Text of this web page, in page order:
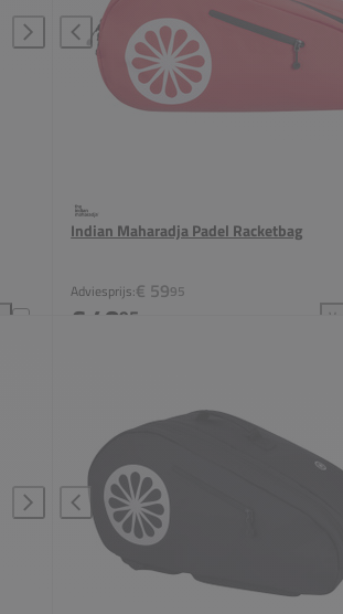
Indian Maharadja Padel Racketbag
Adviesprijs:€ 5995
€ 4895